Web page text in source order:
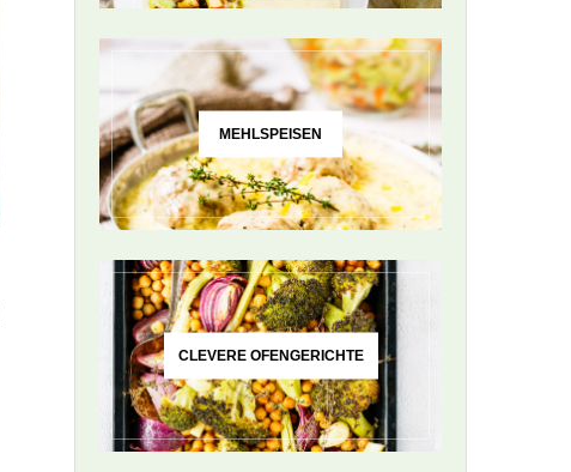
MEHLSPEISEN
CLEVERE OFENGERICHTE